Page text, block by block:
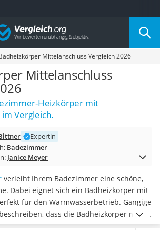
nach Kategorie
4
Mittelanschluss Vergleich 2026
Mittelanschluss
Heizkörper mit
Vergleich.
Expertin
Badezimmer
Janice Meyer
verleiht Ihrem Badezimmer eine schöne,
Dabei eignet sich ein Badheizkörper mit
für den Warmwasserbetrieb. Gängige
dass die Badheizkörper nicht
sondern auch für das Trocknen